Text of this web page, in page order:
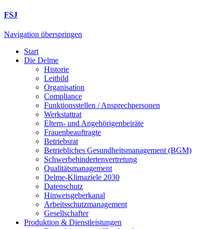
FSJ
Navigation überspringen
Start
Die Delme
Historie
Leitbild
Organisation
Compliance
Funktionsstellen / Ansprechpersonen
Werkstattrat
Eltern- und Angehörigenbeiräte
Frauenbeauftragte
Betriebsrat
Betriebliches Gesundheitsmanagement (BGM)
Schwerbehindertenvertretung
Qualitätsmanagement
Delme-Klimaziele 2030
Datenschutz
Hinweisgeberkanal
Arbeitsschutzmanagement
Gesellschafter
Produktion & Dienstleistungen